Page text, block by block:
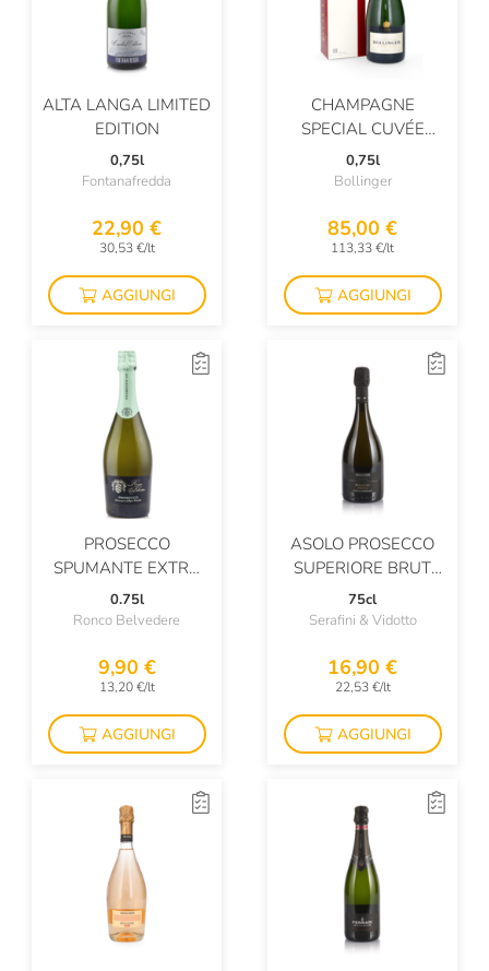
ALTA LANGA LIMITED
EDITION
0,75l
Fontanafredda
22,90 €
30,53 €/lt
AGGIUNGI
CHAMPAGNE
SPECIAL CUVÉE
BRUT ASTUCCIATO
0,75l
Bollinger
85,00 €
113,33 €/lt
AGGIUNGI
PROSECCO
SPUMANTE EXTRA
DRY DOC
0.75l
Ronco Belvedere
9,90 €
13,20 €/lt
AGGIUNGI
ASOLO PROSECCO
SUPERIORE BRUT
DOCG
75cl
Serafini & Vidotto
16,90 €
22,53 €/lt
AGGIUNGI